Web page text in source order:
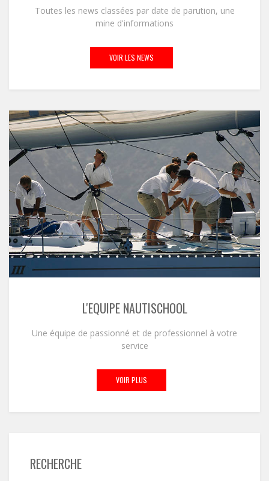
Toutes les news classées par date de parution, une
mine d'informations
VOIR LES NEWS
L'EQUIPE NAUTISCHOOL
Une équipe de passionné et de professionnel à votre
service
VOIR PLUS
RECHERCHE